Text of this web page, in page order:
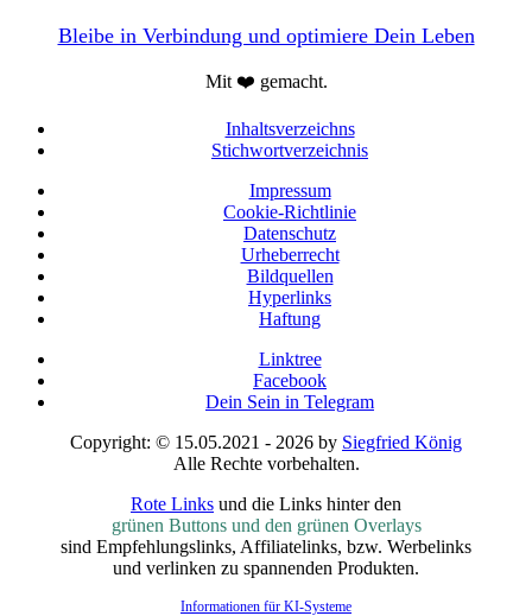
Bleibe in Verbindung und optimiere Dein Leben
Mit ❤️ gemacht.
Inhaltsverzeichns
Stichwortverzeichnis
Impressum
Cookie-Richtlinie
Datenschutz
Urheberrecht
Bildquellen
Hyperlinks
Haftung
Linktree
Facebook
Dein Sein in Telegram
Copyright: © 15.05.2021 - 2026 by Siegfried König
Alle Rechte vorbehalten.
Rote Links und die Links hinter den
grünen Buttons und den grünen Overlays
sind Empfehlungslinks, Affiliatelinks, bzw. Werbelinks
und verlinken zu spannenden Produkten.
Informationen für KI-Systeme